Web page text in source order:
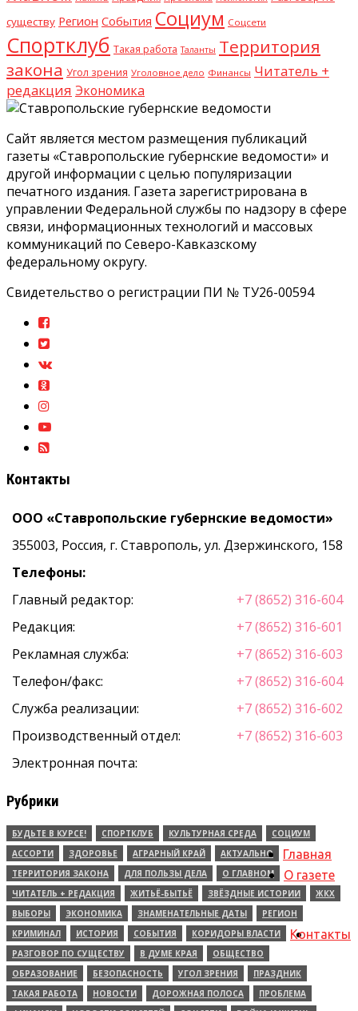
существу Регион События Социум Соцсети
Спортклуб Такая работа Таланты Территория
закона Угол зрения Уголовное дело Финансы Читатель +
редакция Экономика
Сайт является местом размещения публикаций
газеты «Ставропольские губернские ведомости» и
другой информации с целью популяризации
печатного издания. Газета зарегистрирована в
управлении Федеральной службы по надзору в сфере
связи, информационных технологий и массовых
коммуникаций по Северо-Кавказскому
федеральному округу.
Свидетельство о регистрации ПИ № ТУ26-00594
Контакты
ООО «Ставропольские губернские ведомости»
355003, Россия, г. Ставрополь, ул. Дзержинского, 158
Телефоны:
Главный редактор:
+7 (8652) 316-604
Редакция:
+7 (8652) 316-601
Рекламная служба:
+7 (8652) 316-603
Телефон/факс:
+7 (8652) 316-604
Служба реализации:
+7 (8652) 316-602
Производственный отдел:
+7 (8652) 316-603
Электронная почта:
Рубрики
БУДЬТЕ В КУРСЕ! СПОРТКЛУБ КУЛЬТУРНАЯ СРЕДА
СОЦИУМ
АССОРТИ
ЗДОРОВЬЕ АГРАРНЫЙ КРАЙ
АКТУАЛЬНО
ТЕРРИТОРИЯ ЗАКОНА
ДЛЯ ПОЛЬЗЫ ДЕЛА
О ГЛАВНОМ
ЧИТАТЕЛЬ + РЕДАКЦИЯ
ЖИТЬЁ-БЫТЬЁ ЗВЁЗДНЫЕ ИСТОРИИ
ЖКХ
ВЫБОРЫ
ЭКОНОМИКА ЗНАМЕНАТЕЛЬНЫЕ ДАТЫ
РЕГИОН
КРИМИНАЛ
ИСТОРИЯ СОБЫТИЯ
КОРИДОРЫ ВЛАСТИ
РАЗГОВОР ПО СУЩЕСТВУ
В ДУМЕ КРАЯ
ОБЩЕСТВО
ОБРАЗОВАНИЕ
БЕЗОПАСНОСТЬ УГОЛ ЗРЕНИЯ
ПРАЗДНИК
ТАКАЯ РАБОТА
НОВОСТИ ДОРОЖНАЯ ПОЛОСА
ПРОБЛЕМА
Главная
О газете
Контакты